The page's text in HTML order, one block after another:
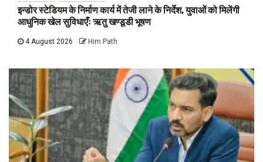
इन्डोर स्टेडियम के निर्माण कार्य में तेजी लाने के निर्देश, युवाओं को मिलेंगी
आधुनिक खेल सुविधाएँः ऋतु खण्डूडी भूषण
4 August 2026 Him Path